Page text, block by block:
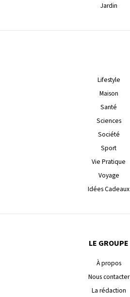
Jardin
Lifestyle
Maison
Santé
Sciences
Société
Sport
Vie Pratique
Voyage
Idées Cadeaux
LE GROUPE
À propos
Nous contacter
La rédaction